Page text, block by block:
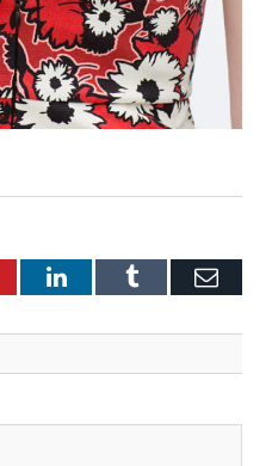
LinkedInTumblr